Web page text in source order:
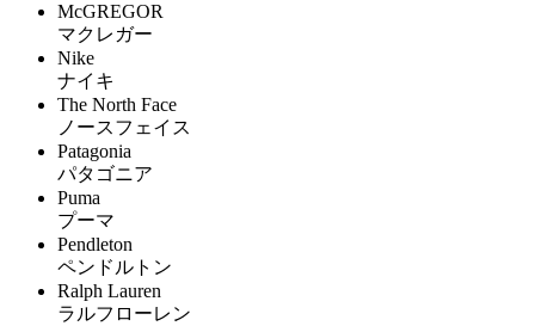
McGREGOR
マクレガー
Nike
ナイキ
The North Face
ノースフェイス
Patagonia
パタゴニア
Puma
プーマ
Pendleton
ペンドルトン
Ralph Lauren
ラルフローレン